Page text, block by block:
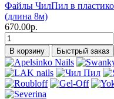
Файлы ЧилПил в
(длина 8м)
670.00р.
В корзину Быстрый заказ